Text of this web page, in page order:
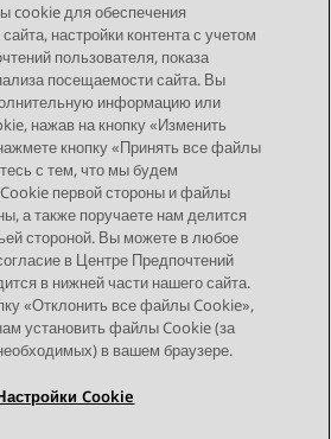
Следующая тема
cookie для обеспечения
настройки контента с учетом
пользователя, показа
посещаемости сайта. Вы
информацию или
нажав на кнопку «Изменить
кнопку «Принять все файлы
с тем, что мы будем
первой стороны и файлы
а также поручаете нам делится
стороной. Вы можете в любое
в Центре Предпочтений
в нижней части нашего сайта.
«Отклонить все файлы Cookie»,
установить файлы Cookie (за
в вашем браузере.
Cookie